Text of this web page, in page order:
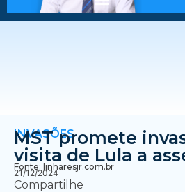
INVASÕES
MST promete
visita de Lula a
Fonte: linharesjr.com.br
21/12/2024
Compartilhe